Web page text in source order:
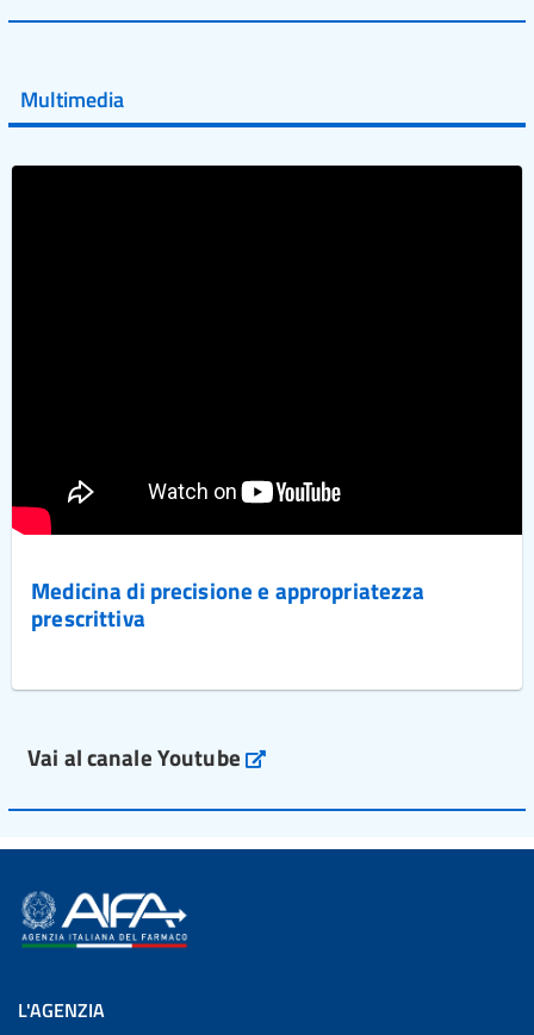
Vai al post →
Multimedia
Medicina di precisione e appropriatezza
prescrittiva
Vai al canale Youtube
L'AGENZIA